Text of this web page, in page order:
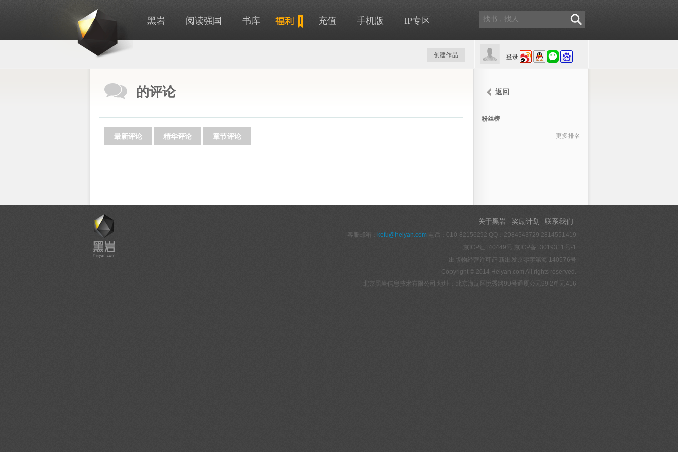
黑岩 阅读强国 书库 充值 手机版 IP专区
登录
创建作品
的评论
最新评论 精华评论 章节评论
返回
粉丝榜
更多排名
关于黑岩 奖励计划 联系我们
客服邮箱： kefu@heiyan.com 电话：010-82156292 QQ：2984543729 2814551419
京ICP证140449号 京ICP备13019311号-1
出版物经营许可证 新出发京零字第海 140576号
Copyright © 2014 Heiyan.com All rights reserved.
北京黑岩信息技术有限公司 地址：北京海淀区悦秀路99号通厦公元99 2单元416